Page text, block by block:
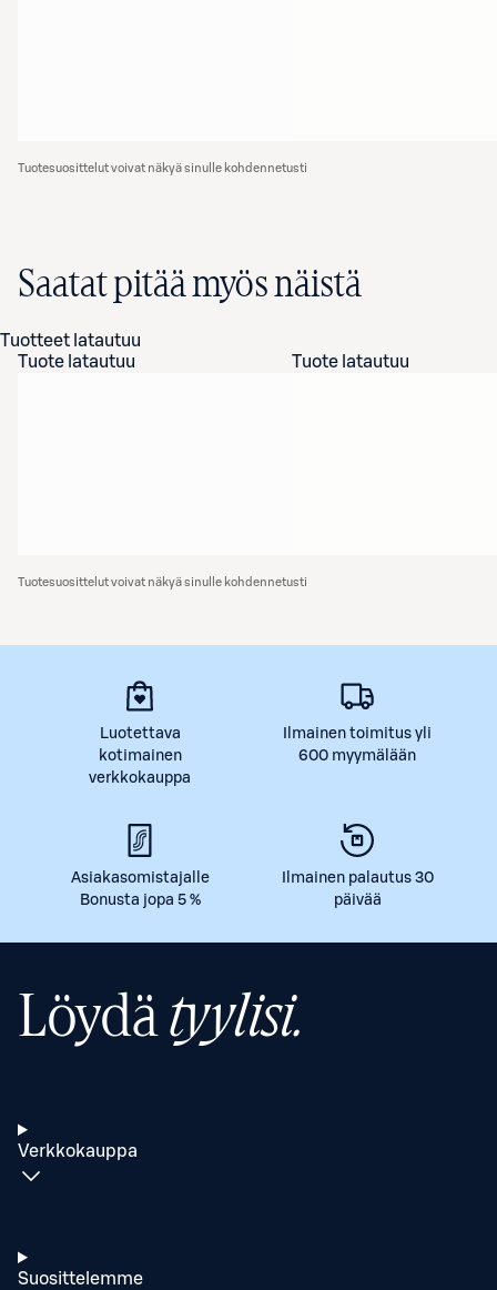
Tuotesuosittelut voivat näkyä sinulle kohdennetusti
Saatat pitää myös näistä
Tuotteet latautuu
Tuote latautuu
Tuote latautuu
Tuotesuosittelut voivat näkyä sinulle kohdennetusti
Luotettava
kotimainen
verkkokauppa
Ilmainen toimitus yli
600 myymälään
Asiakasomistajalle
Bonusta jopa 5 %
Ilmainen palautus 30
päivää
Löydätyylisi.
Verkkokauppa
Suosittelemme